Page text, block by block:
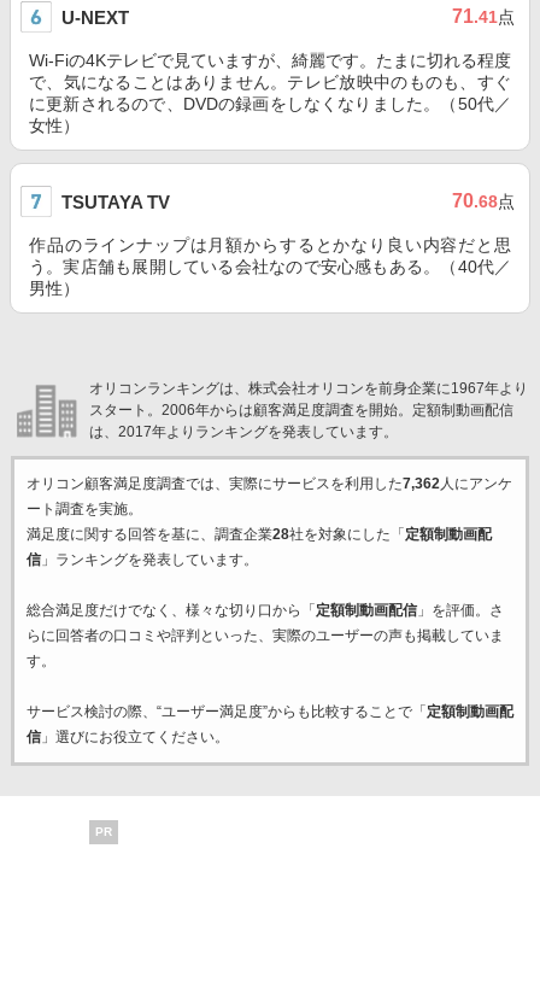
U-NEXT 71.41点
Wi-Fiの4Kテレビで見ていますが、綺麗です。たまに切れる程度
で、気になることはありません。テレビ放映中のものも、すぐ
に更新されるので、DVDの録画をしなくなりました。（50代／
女性）
TSUTAYA TV 70.68点
作品のラインナップは月額からするとかなり良い内容だと思
う。実店舗も展開している会社なので安心感もある。（40代／
男性）
オリコンランキングは、株式会社オリコンを前身企業に1967年より
スタート。2006年からは顧客満足度調査を開始。定額制動画配信
は、2017年よりランキングを発表しています。
オリコン顧客満足度調査では、実際にサービスを利用した7,362人にアンケ
ート調査を実施。
満足度に関する回答を基に、調査企業28社を対象にした「 定額制動画配
信」ランキングを発表しています。
総合満足度だけでなく、様々な切り口から「 定額制動画配信」を評価。さ
らに回答者の口コミや評判といった、実際のユーザーの声も掲載していま
す。
サービス検討の際、“ユーザー満足度”からも比較することで「 定額制動画配
信」選びにお役立てください。
PR